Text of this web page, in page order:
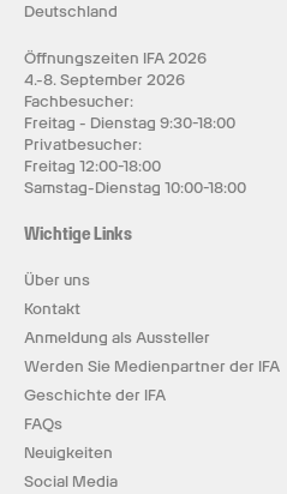
Deutschland
Öffnungszeiten IFA 2026
4.-8. September 2026
Fachbesucher:
Freitag - Dienstag 9:30-18:00
Privatbesucher:
Freitag 12:00-18:00
Samstag-Dienstag 10:00-18:00
Wichtige Links
Über uns
Kontakt
Anmeldung als Aussteller
Werden Sie Medienpartner der IFA
Geschichte der IFA
FAQs
Neuigkeiten
Social Media